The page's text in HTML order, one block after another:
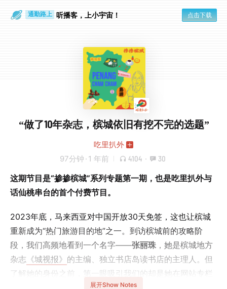
通勤路上 听播客，上小宇宙！ 点击下载
“做了10年杂志，槟城依旧有挖不完的选题”
吃里扒外
97分钟 · 1 年前 4104 · 30
这期节目是“掺掺槟城”系列专题第一期，也是吃里扒外与
话仙桃串台的首个付费节目。
2023年底，马来西亚对中国开放30天免签，这也让槟城
重新成为“热门旅游目的地”之一。到访槟城前的攻略阶
段，我们高频地看到一个名字——张丽珠 ，她是槟城地方
杂志 《城视报》 的主编、独立书店岛读书店的主理人。但
了解她的身份之前，第一眼吸引我们的却是她在网站专栏
展开Show Notes